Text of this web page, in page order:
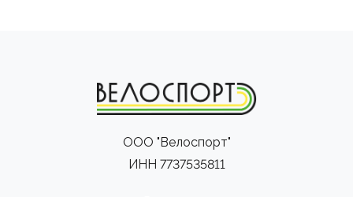
Y1Rs в первую очередь используют гонщики
мирового тура (WorldTour) из команды UAE Team
В том числе и Тадей Погачар — именно для него и под
ООО "Велоспорт"
ИНН 7737535811